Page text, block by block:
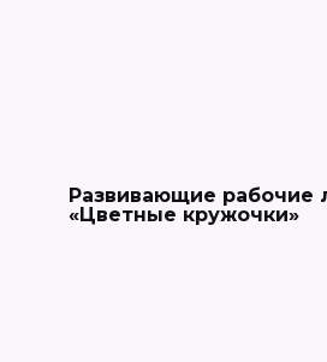
Развивающие рабочие
«Цветные кружочки»